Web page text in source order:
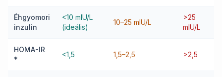
Éhgyomori
inzulin
<10 mIU/L
(ideális)
10–25 mIU/L
>25
mIU/L
HOMA-IR
*
<1,5 1,5–2,5 >2,5